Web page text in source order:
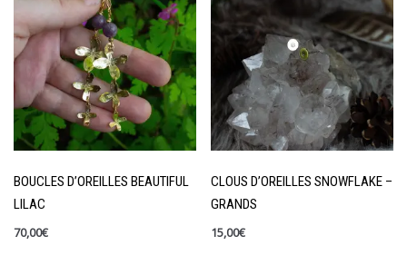
BOUCLES D’OREILLES BEAUTIFUL
LILAC
70,00€
CLOUS D’OREILLES SNOWFLAKE –
GRANDS
15,00€